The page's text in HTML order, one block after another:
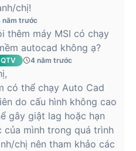
minh từ Asus.
vân tay trên Touchpad
được thiết kế theo dạng
tay cũng như trải nghiệm gõ
và nhạy, hành trình phím
mượt mà.
chị!
năm trước
thêm máy MSI có chạy
autocad không ạ?
QTV 4 năm trước
có thể chạy Auto Cad
do cấu hình không cao
gây giật lag hoặc hạn
của mình trong quá trình
chị nên tham khảo các